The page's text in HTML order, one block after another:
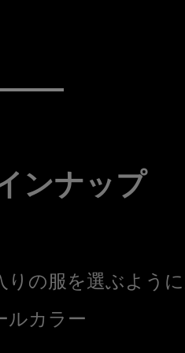
ンナップ
の服を選ぶよう
ルカラー